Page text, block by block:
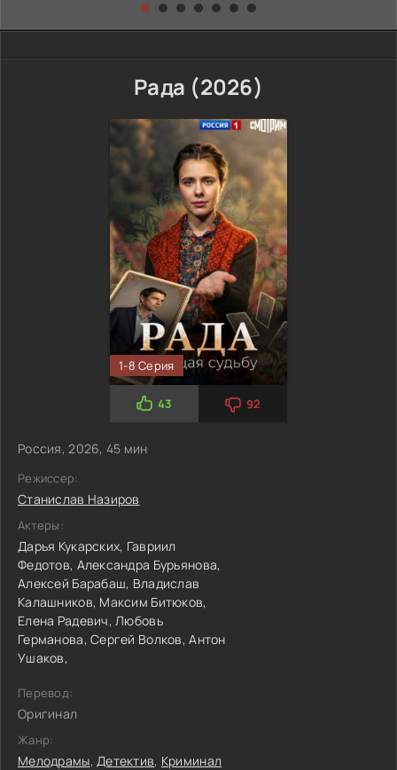
Рада (2026)
1-8 Серия
43 92
Россия, 2026, 45 мин
Режиссер:
Станислав Назиров
Актеры:
Дарья Кукарских, Гавриил
Федотов, Александра Бурьянова,
Алексей Барабаш, Владислав
Калашников, Максим Битюков,
Елена Радевич,Любовь
Германова,Сергей Волков,Антон
Ушаков,
Перевод:
Оригинал
Жанр:
Мелодрамы,Детектив, Криминал